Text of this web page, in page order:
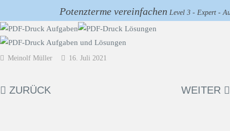
Potenzterme vereinfachen Level 3 - Expert -
Meinolf Müller 16. Juli 2021
ZURÜCK WEITER